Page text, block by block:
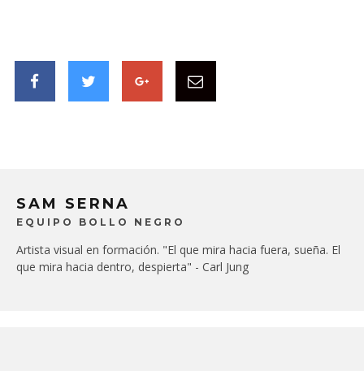
SAM SERNA
EQUIPO BOLLO NEGRO
Artista visual en formación. "El que mira hacia fuera, sueña. El
que mira hacia dentro, despierta" - Carl Jung